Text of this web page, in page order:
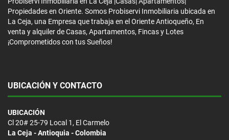
Propiedades en Oriente. Somos Probiservi Inmobiliaria ubicada en
La Ceja, una Empresa que trabaja en el Oriente Antioqueño, En
venta y alquiler de Casas, Apartamentos, Fincas y Lotes
¡Comprometidos con tus Sueños!
UBICACIÓN Y CONTACTO
UBICACIÓN
Cl 20# 25-79 Local 1, El Carmelo
La Ceja - Antioquia - Colombia